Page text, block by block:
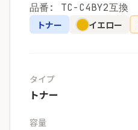
品番: TC-C4BY2互換
トナー イエロー
タイプ
トナー
容量